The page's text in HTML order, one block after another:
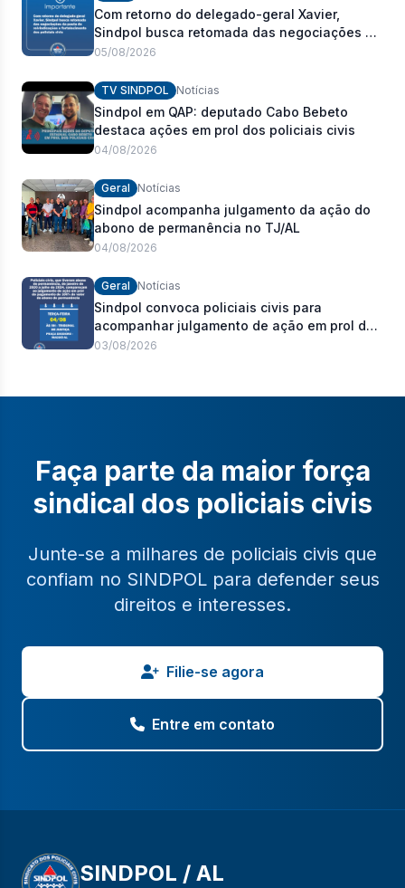
Com retorno do delegado-geral Xavier,
Sindpol busca retomada das negociações da
pauta de reivindicações e fortalecimento dos
05/08/2026
TV SINDPOL Notícias
Sindpol em QAP: deputado Cabo Bebeto
destaca ações em prol dos policiais civis
04/08/2026
Geral Notícias
Sindpol acompanha julgamento da ação do
abono de permanência no TJ/AL
04/08/2026
Geral Notícias
Sindpol convoca policiais civis para
acompanhar julgamento de ação em prol do
pagamento de 100% do abono de
03/08/2026
Faça parte da maior força
sindical dos policiais civis
Junte-se a milhares de policiais civis que
confiam no SINDPOL para defender seus
direitos e interesses.
Filie-se agora
Entre em contato
SINDPOL / AL